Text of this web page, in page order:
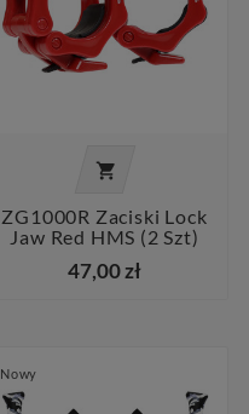

ZG1000R Zaciski Lock
Jaw Red HMS (2 Szt)
47,00 zł
Nowy